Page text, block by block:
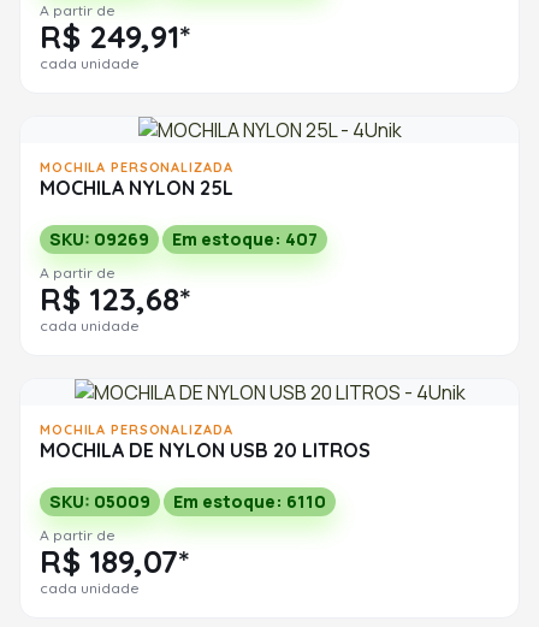
A partir de
R$ 249,91*
cada unidade
MOCHILA PERSONALIZADA
MOCHILA NYLON 25L
SKU: 09269 Em estoque: 407
A partir de
R$ 123,68*
cada unidade
MOCHILA PERSONALIZADA
MOCHILA DE NYLON USB 20 LITROS
SKU: 05009 Em estoque: 6110
A partir de
R$ 189,07*
cada unidade